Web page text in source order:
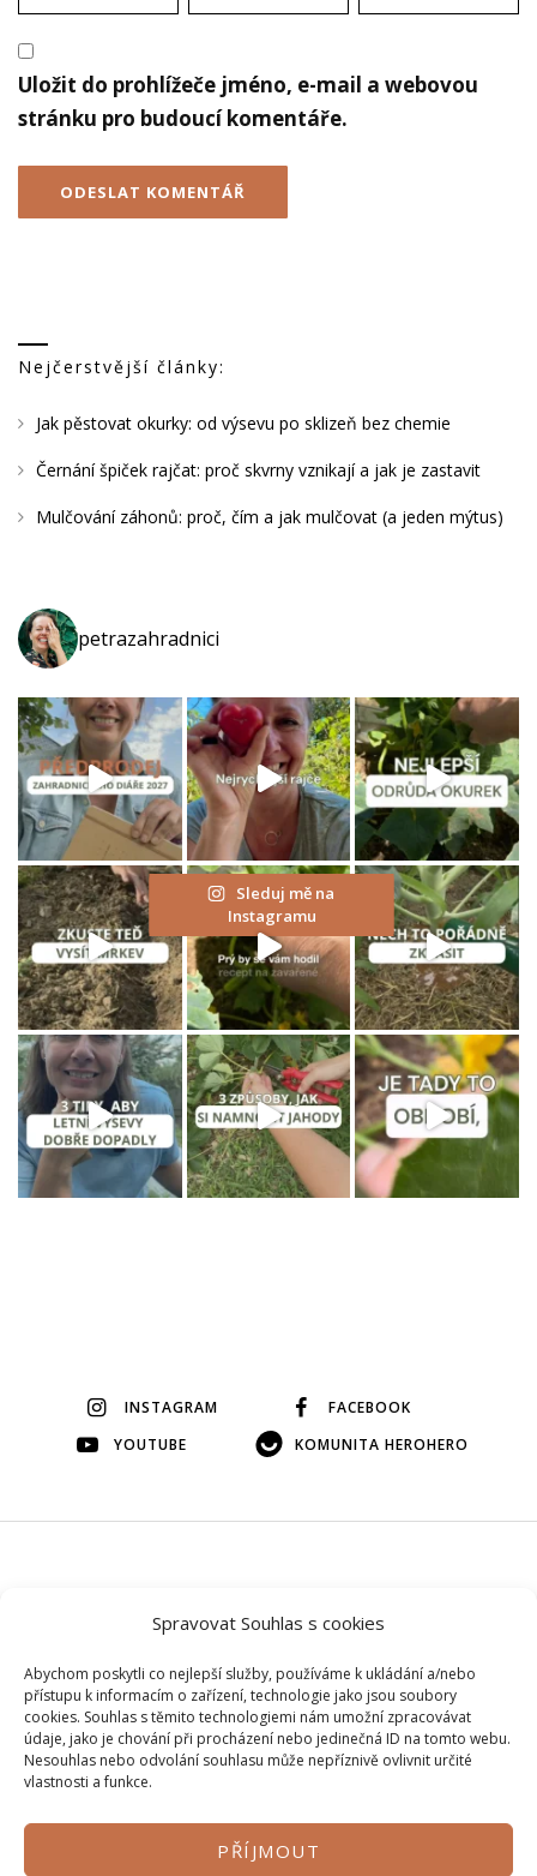
Spravovat Souhlas s cookies
Abychom poskytli co nejlepší služby, používáme k ukládání a/nebo
přístupu k informacím o zařízení, technologie jako jsou soubory
cookies. Souhlas s těmito technologiemi nám umožní zpracovávat
údaje, jako je chování při procházení nebo jedinečná ID na tomto webu.
Nesouhlas nebo odvolání souhlasu může nepříznivě ovlivnit určité
vlastnosti a funkce.
PŘÍJMOUT
Uložit do prohlížeče jméno, e-mail a webovou
stránku pro budoucí komentáře.
Nejčerstvější články:
Jak pěstovat okurky: od výsevu po sklizeň bez chemie
Černání špiček rajčat: proč skvrny vznikají a jak je zastavit
Mulčování záhonů: proč, čím a jak mulčovat (a jeden mýtus)
petrazahradnici
Sleduj mě na
Instagramu
INSTAGRAM
FACEBOOK
YOUTUBE
KOMUNITA HEROHERO
svolení si ho prosím nepůjčujte.